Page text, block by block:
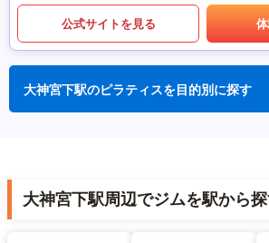
公式サイトを見る
大神宮下駅のピラティスを目的別に探す
大神宮下駅周辺でジムを駅から